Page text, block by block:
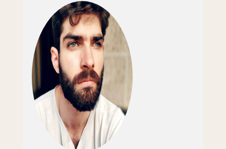
environnement de
sommeil aéré et
adapté aux
constitutions
allergiques et est
équipé de
technologies à
faible bruit et à
faible vibration. 🥇
【𝐄𝐫𝐠𝐨𝐧𝐨𝐦𝐢𝐪𝐮𝐞 &
𝐚𝐥𝐥𝐞𝐫𝐠è𝐧𝐞-𝐟𝐫𝐢𝐞𝐧𝐝𝐥𝐲】-